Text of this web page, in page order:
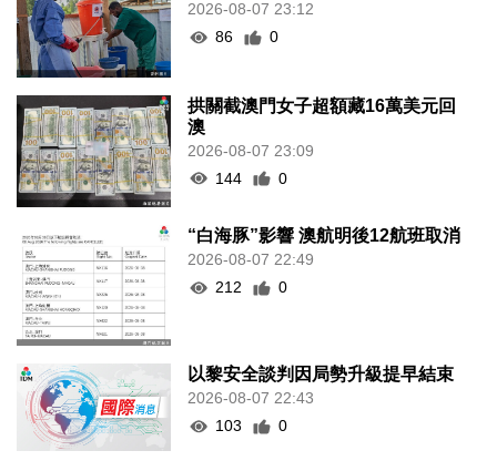
2026-08-07 23:12
86
0
拱關截澳門女子超額藏16萬美元回
澳
2026-08-07 23:09
144
0
“白海豚”影響 澳航明後12航班取消
2026-08-07 22:49
212
0
以黎安全談判因局勢升級提早結束
2026-08-07 22:43
103
0